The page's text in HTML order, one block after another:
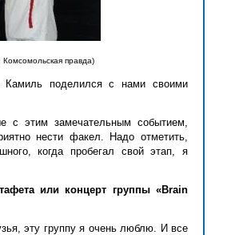
правда)
Камиль поделился с нами своими
с этим замечательным событием,
нести факел. Надо отметить,
когда пробегал свой этап, я
или концерт группы «Brain
эту группу я очень люблю. И все